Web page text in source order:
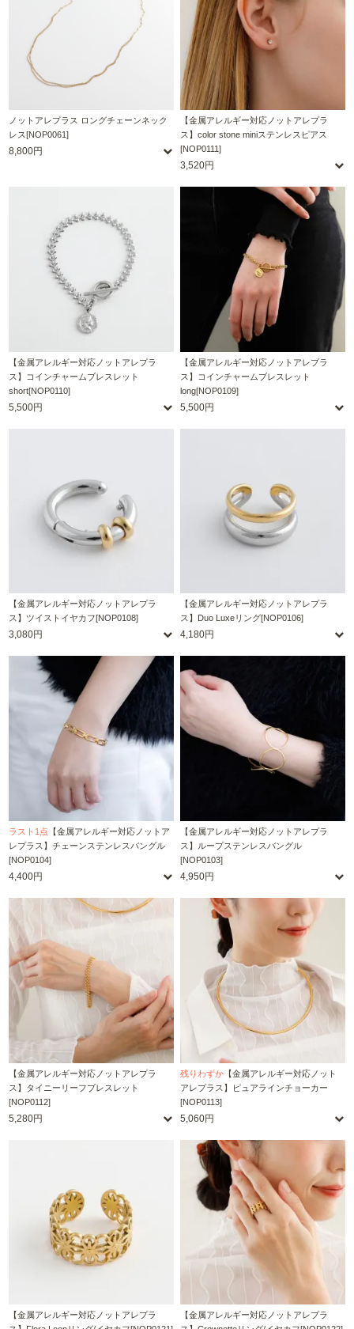
ノットアレプラス ロングチェーンネック
レス[NOP0061]
8,800円
【金属アレルギー対応ノットアレプラ
ス】color stone miniステンレスピアス
[NOP0111]
3,520円
【金属アレルギー対応ノットアレプラ
ス】コインチャームブレスレット
short[NOP0110]
5,500円
【金属アレルギー対応ノットアレプラ
ス】コインチャームブレスレット
long[NOP0109]
5,500円
【金属アレルギー対応ノットアレプラ
ス】ツイストイヤカフ[NOP0108]
3,080円
【金属アレルギー対応ノットアレプラ
ス】Duo Luxeリング[NOP0106]
4,180円
ラスト1点
【金属アレルギー対応ノットア
レプラス】チェーンステンレスバングル
[NOP0104]
4,400円
【金属アレルギー対応ノットアレプラ
ス】ループステンレスバングル
[NOP0103]
4,950円
【金属アレルギー対応ノットアレプラ
ス】タイニーリーフブレスレット
[NOP0112]
5,280円
残りわずか 【金属アレルギー対応ノット
アレプラス】ピュアラインチョーカー
[NOP0113]
5,060円
【金属アレルギー対応ノットアレプラ
【金属アレルギー対応ノットアレプラ